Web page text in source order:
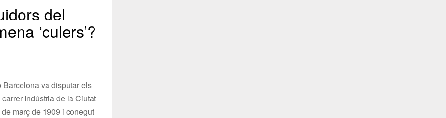
del
‘culers’?
Barcelona va disputar els
Indústria de la Ciutat
març de 1909 i conegut